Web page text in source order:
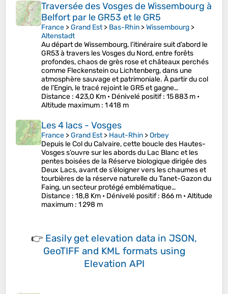
Traversée des Vosges de Wissembourg à
Belfort par le GR53 et le GR5
France >Grand Est> Bas-Rhin >Wissembourg >
Altenstadt
Au départ de Wissembourg, l’itinéraire suit d’abord le
GR53 à travers les Vosges du Nord, entre forêts
profondes, chaos de grès rose et châteaux perchés
comme Fleckenstein ou Lichtenberg, dans une
atmosphère sauvage et patrimoniale. À partir du col
de l’Engin, le tracé rejoint le GR5 et gagne…
Distance : 423,0 Km • Dénivelé positif: 15 883 m •
Altitude maximum : 1 418 m
Les 4 lacs - Vosges
France >Grand Est> Haut-Rhin >Orbey
Depuis le Col du Calvaire, cette boucle des Hautes-
Vosges s’ouvre sur les abords du Lac Blanc et les
pentes boisées de la Réserve biologique dirigée des
Deux Lacs, avant de s’éloigner vers les chaumes et
tourbières de la réserve naturelle du Tanet-Gazon du
Faing, un secteur protégé emblématique…
Distance : 18,8 Km • Dénivelé positif: 866 m •Altitude
maximum : 1 298 m
👉 Easily get elevation data in JSON,
GeoTIFF and KML formats using
Elevation API